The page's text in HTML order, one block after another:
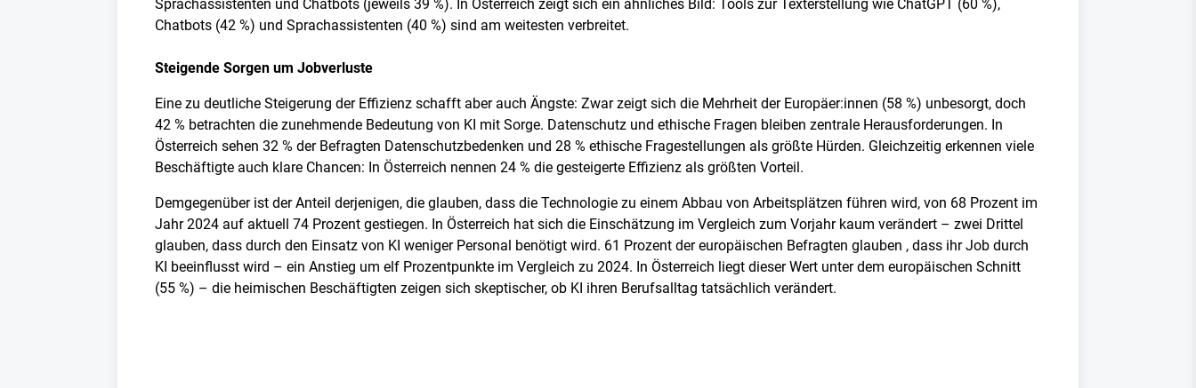
Sprachassistenten und Chatbots (jeweils 39 %). In Österreich zeigt sich ein ähnliches Bild: Tools zur Texterstellung wie ChatGPT (60 %),
Chatbots (42 %) und Sprachassistenten (40 %) sind am weitesten verbreitet.
Steigende Sorgen um Jobverluste
Eine zu deutliche Steigerung der Effizienz schafft aber auch Ängste: Zwar zeigt sich die Mehrheit der Europäer:innen (58 %) unbesorgt, doch
42 % betrachten die zunehmende Bedeutung von KI mit Sorge. Datenschutz und ethische Fragen bleiben zentrale Herausforderungen. In
Österreich sehen 32 % der Befragten Datenschutzbedenken und 28 % ethische Fragestellungen als größte Hürden. Gleichzeitig erkennen viele
Beschäftigte auch klare Chancen: In Österreich nennen 24 % die gesteigerte Effizienz als größten Vorteil.
Demgegenüber ist der Anteil derjenigen, die glauben, dass die Technologie zu einem Abbau von Arbeitsplätzen führen wird, von 68 Prozent im
Jahr 2024 auf aktuell 74 Prozent gestiegen. In Österreich hat sich die Einschätzung im Vergleich zum Vorjahr kaum verändert – zwei Drittel
glauben, dass durch den Einsatz von KI weniger Personal benötigt wird. 61 Prozent der europäischen Befragten glauben , dass ihr Job durch
KI beeinflusst wird – ein Anstieg um elf Prozentpunkte im Vergleich zu 2024. In Österreich liegt dieser Wert unter dem europäischen Schnitt
(55 %) – die heimischen Beschäftigten zeigen sich skeptischer, ob KI ihren Berufsalltag tatsächlich verändert.